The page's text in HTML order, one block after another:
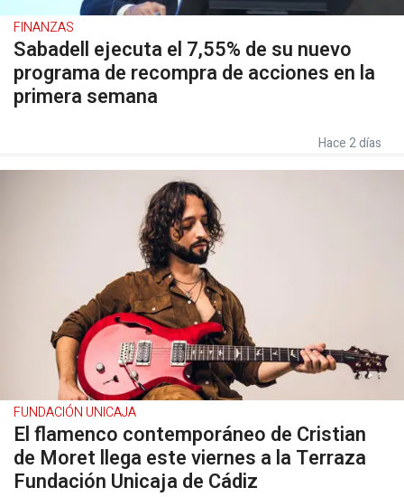
FINANZAS
Sabadell ejecuta el 7,55% de su nuevo
programa de recompra de acciones en la
primera semana
Hace 2 días
FUNDACIÓN UNICAJA
El flamenco contemporáneo de Cristian
de Moret llega este viernes a la Terraza
Fundación Unicaja de Cádiz